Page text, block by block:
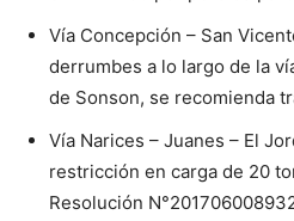
Vía Concepción – San
derrumbes a lo largo de la
de Sonson, se recomienda
Vía Narices – Juanes – El
restricción en carga de 20
Resolución